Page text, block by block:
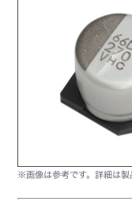
※画像は参考です。詳細は製